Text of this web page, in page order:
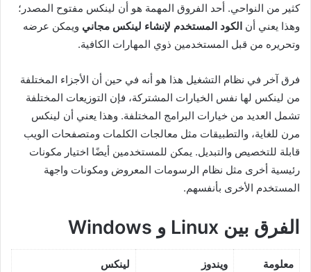
كثير من النواحي. أحد الفروق المهمة هو أن لينكس مفتوح المصدر؛
وهذا يعني أن الكود المستخدم لإنشاء لينكس مجاني ويمكن عرضه
وتحريره من قبل المستخدمين ذوي المهارات الكافية.
فرق آخر في نظام التشغيل هذا هو أنه في حين أن الأجزاء المختلفة
من لينكس لها نفس الخيارات المشتركة، فإن التوزيعات المختلفة
تشمل العديد من خيارات البرامج المختلفة. وهذا يعني أن لينكس
مرن للغاية، والتطبيقات مثل معالجات الكلمات ومتصفحات الويب
قابلة للتخصيص والتبديل. يمكن للمستخدمين أيضًا اختيار مكونات
رئيسية أخرى مثل نظام الرسومات المعروض ومكونات واجهة
المستخدم الأخرى بأنفسهم.
الفرق بين Linux و Windows
معلومة ويندوز لينكس